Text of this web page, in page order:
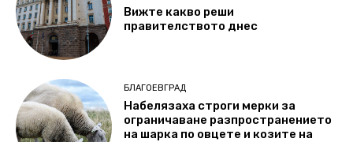
Вижте какво реши
правителството днес
БЛАГОЕВГРАД
Набелязаха строги мерки за
ограничаване разпространението
на шарка по овцете и козите на